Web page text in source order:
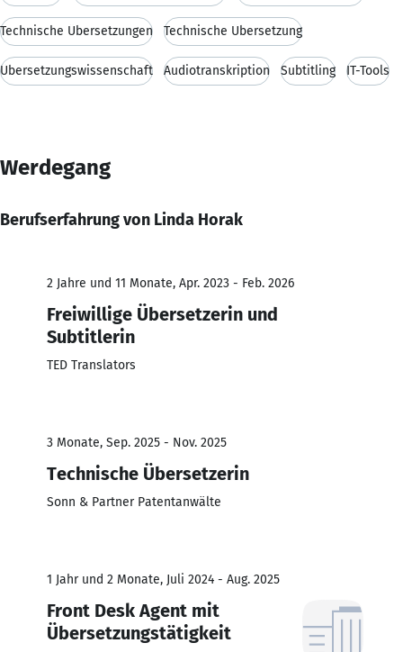
Technische Übersetzungen Technische Übersetzung
Übersetzungswissenschaft Audiotranskription Subtitling IT-Tools
Werdegang
Berufserfahrung von Linda Horak
2 Jahre und 11 Monate, Apr. 2023 - Feb. 2026
Freiwillige Übersetzerin und
Subtitlerin
TED Translators
3 Monate, Sep. 2025 - Nov. 2025
Technische Übersetzerin
Sonn & Partner Patentanwälte
1 Jahr und 2 Monate, Juli 2024 - Aug. 2025
Front Desk Agent mit
Übersetzungstätigkeit